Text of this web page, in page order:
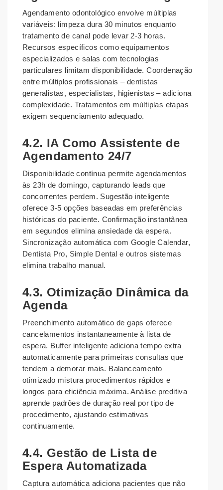
Agendamento odontológico envolve múltiplas
variáveis: limpeza dura 30 minutos enquanto
tratamento de canal pode levar 2-3 horas.
Recursos específicos como equipamentos
especializados e salas com tecnologias
particulares limitam disponibilidade. Coordenação
entre múltiplos profissionais – dentistas
generalistas, especialistas, higienistas – adiciona
complexidade. Tratamentos em múltiplas etapas
exigem sequenciamento adequado.
4.2. IA Como Assistente de
Agendamento 24/7
Disponibilidade contínua permite agendamentos
às 23h de domingo, capturando leads que
concorrentes perdem. Sugestão inteligente
oferece 3-5 opções baseadas em preferências
históricas do paciente. Confirmação instantânea
em segundos elimina ansiedade da espera.
Sincronização automática com Google Calendar,
Dentista Pro, Simple Dental e outros sistemas
elimina trabalho manual.
4.3. Otimização Dinâmica da
Agenda
Preenchimento automático de gaps oferece
cancelamentos instantaneamente à lista de
espera. Buffer inteligente adiciona tempo extra
automaticamente para primeiras consultas que
tendem a demorar mais. Balanceamento
otimizado mistura procedimentos rápidos e
longos para eficiência máxima. Análise preditiva
aprende padrões de duração real por tipo de
procedimento, ajustando estimativas
continuamente.
4.4. Gestão de Lista de
Espera Automatizada
Captura automática adiciona pacientes que não